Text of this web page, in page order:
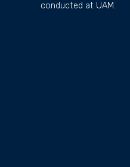
conducted at UAM.